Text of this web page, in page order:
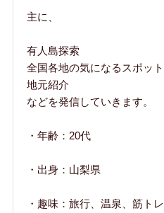
主に、
有人島探索
全国各地の気になるスポット
地元紹介
などを発信していきます。
・年齢：20代
・出身：山梨県
・趣味：旅行、温泉、筋トレ